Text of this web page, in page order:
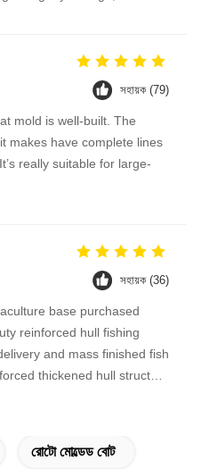
সহায়ক (79)
mold is well-built. The
makes have complete lines
really suitable for large-
সহায়ক (36)
base purchased
reinforced hull fishing
and mass finished fish
thickened hull structure
রোটো মোল্ডেড বোট